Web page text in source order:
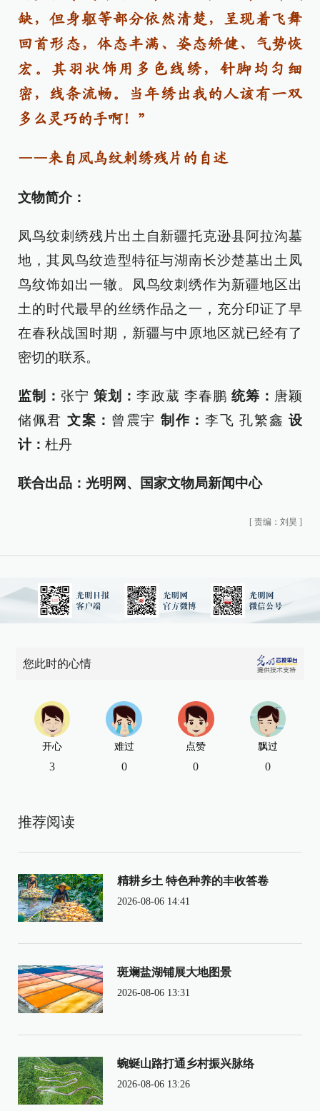
缺，但身躯等部分依然清楚，呈现着飞舞
回首形态，体态丰满、姿态矫健、气势恢
宏。其羽状饰用多色线绣，针脚均匀细
密，线条流畅。当年绣出我的人该有一双
多么灵巧的手啊！”
——来自凤鸟纹刺绣残片的自述
文物简介：
凤鸟纹刺绣残片出土自新疆托克逊县阿拉沟墓
地，其凤鸟纹造型特征与湖南长沙楚墓出土凤
鸟纹饰如出一辙。凤鸟纹刺绣作为新疆地区出
土的时代最早的丝绣作品之一，充分印证了早
在春秋战国时期，新疆与中原地区就已经有了
密切的联系。
监制：张宁策划：李政葳 李春鹏 统筹： 唐颖
储佩君 文案： 曾震宇 制作：李飞 孔繁鑫设
计： 杜丹
联合出品：光明网、国家文物局新闻中心
[ 责编：刘昊 ]
您此时的心情
开心
3
难过
0
点赞
0
飘过
0
推荐阅读
精耕乡土 特色种养的丰收答卷
2026-08-06 14:41
斑斓盐湖铺展大地图景
2026-08-06 13:31
蜿蜒山路打通乡村振兴脉络
2026-08-06 13:26